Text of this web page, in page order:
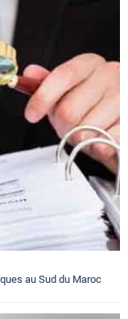
au Sud du Maroc